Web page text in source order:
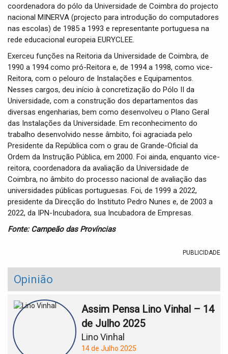
coordenadora do pólo da Universidade de Coimbra do projecto
nacional MINERVA (projecto para introdução do computadores
nas escolas) de 1985 a 1993 e representante portuguesa na
rede educacional europeia EURYCLEE.
Exerceu funções na Reitoria da Universidade de Coimbra, de
1990 a 1994 como pró-Reitora e, de 1994 a 1998, como vice-
Reitora, com o pelouro de Instalações e Equipamentos.
Nesses cargos, deu início à concretização do Pólo II da
Universidade, com a construção dos departamentos das
diversas engenharias, bem como desenvolveu o Plano Geral
das Instalações da Universidade. Em reconhecimento do
trabalho desenvolvido nesse âmbito, foi agraciada pelo
Presidente da República com o grau de Grande-Oficial da
Ordem da Instrução Pública, em 2000. Foi ainda, enquanto vice-
reitora, coordenadora da avaliação da Universidade de
Coimbra, no âmbito do processo nacional de avaliação das
universidades públicas portuguesas. Foi, de 1999 a 2022,
presidente da Direcção do Instituto Pedro Nunes e, de 2003 a
2022, da IPN-Incubadora, sua Incubadora de Empresas.
Fonte: Campeão das Províncias
PUBLICIDADE
Opinião
Assim Pensa Lino Vinhal – 14
de Julho 2025
Lino Vinhal
14 de Julho 2025